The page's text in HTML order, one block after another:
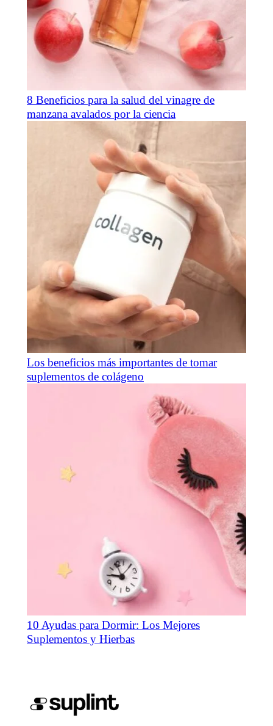
8 Beneficios para la salud del vinagre de
manzana avalados por la ciencia
Los beneficios más importantes de tomar
suplementos de colágeno
10 Ayudas para Dormir: Los Mejores
Suplementos y Hierbas